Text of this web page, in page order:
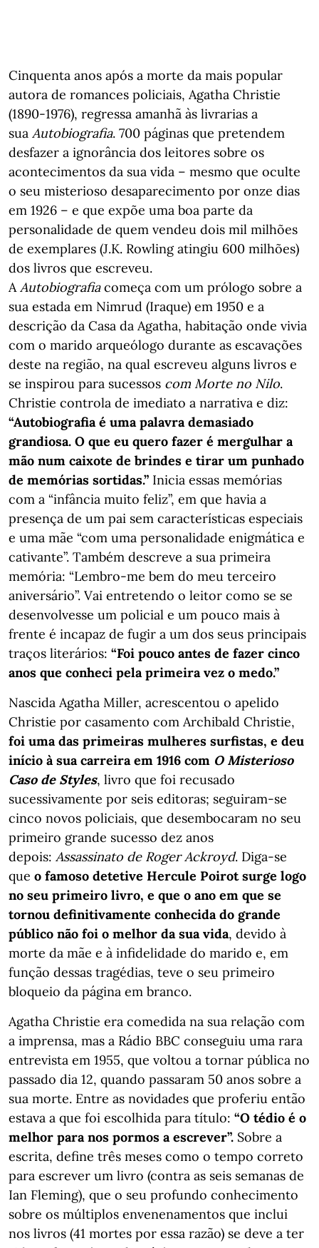
Cinquenta anos após a morte da mais popular
autora de romances policiais, Agatha Christie
(1890-1976), regressa amanhã às livrarias a
sua Autobiografia. 700 páginas que pretendem
desfazer a ignorância dos leitores sobre os
acontecimentos da sua vida – mesmo que oculte
o seu misterioso desaparecimento por onze dias
em 1926 – e que expõe uma boa parte da
personalidade de quem vendeu dois mil milhões
de exemplares (J.K. Rowling atingiu 600 milhões)
dos livros que escreveu.
A Autobiografiacomeça com um prólogo sobre a
sua estada em Nimrud (Iraque) em 1950 e a
descrição da Casa da Agatha, habitação onde vivia
com o marido arqueólogo durante as escavações
deste na região, na qual escreveu alguns livros e
se inspirou para sucessos com Morte no Nilo.
Christie controla de imediato a narrativa e diz:
“Autobiografia é uma palavra demasiado
grandiosa. O que eu quero fazer é mergulhar a
mão num caixote de brindes e tirar um punhado
de memórias sortidas.” Inicia essas memórias
com a “infância muito feliz”, em que havia a
presença de um pai sem características especiais
e uma mãe “com uma personalidade enigmática e
cativante”. Também descreve a sua primeira
memória: “Lembro-me bem do meu terceiro
aniversário”. Vai entretendo o leitor como se se
desenvolvesse um policial e um pouco mais à
frente é incapaz de fugir a um dos seus principais
traços literários: “Foi pouco antes de fazer cinco
anos que conheci pela primeira vez o medo.”
Nascida Agatha Miller, acrescentou o apelido
Christie por casamento com Archibald Christie,
foi uma das primeiras mulheres surfistas, e deu
início à sua carreira em 1916 com O Misterioso
Caso de Styles, livro que foi recusado
sucessivamente por seis editoras; seguiram-se
cinco novos policiais, que desembocaram no seu
primeiro grande sucesso dez anos
depois: Assassinato de Roger Ackroyd. Diga-se
que o famoso detetive Hercule Poirot surge logo
no seu primeiro livro, e que o ano em que se
tornou definitivamente conhecida do grande
público não foi o melhor da sua vida, devido à
morte da mãe e à infidelidade do marido e, em
função dessas tragédias, teve o seu primeiro
bloqueio da página em branco.
Agatha Christie era comedida na sua relação com
a imprensa, mas a Rádio BBC conseguiu uma rara
entrevista em 1955, que voltou a tornar pública no
passado dia 12, quando passaram 50 anos sobre a
sua morte. Entre as novidades que proferiu então
estava a que foi escolhida para título: “O tédio é o
melhor para nos pormos a escrever”. Sobre a
escrita, define três meses como o tempo correto
para escrever um livro (contra as seis semanas de
Ian Fleming), que o seu profundo conhecimento
sobre os múltiplos envenenamentos que inclui
nos livros (41 mortes por essa razão) se deve a ter